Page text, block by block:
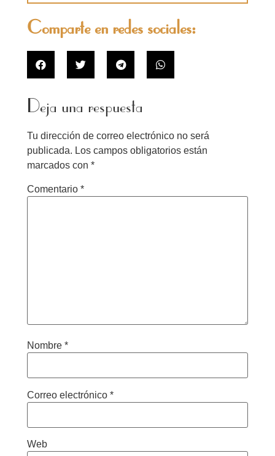
Comparte en redes sociales:
Deja una respuesta
Tu dirección de correo electrónico no será
publicada. Los campos obligatorios están
marcados con *
Comentario *
Nombre *
Correo electrónico *
Web